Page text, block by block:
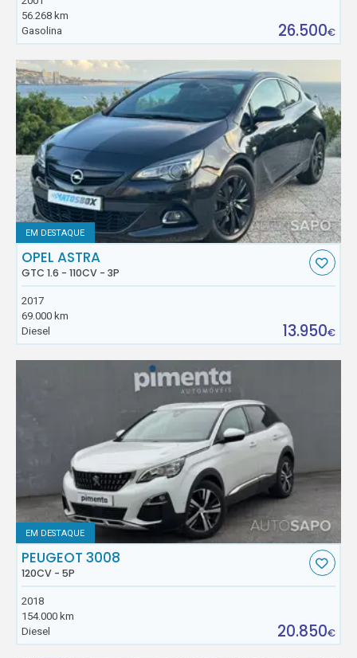
56.268 km
Gasolina
26.500€
EM DESTAQUE
OPEL ASTRA
GTC 1.6 - 110CV - 3P
2017
69.000 km
Diesel
13.950€
EM DESTAQUE
PEUGEOT 3008
120CV - 5P
2018
154.000 km
Diesel
20.850€